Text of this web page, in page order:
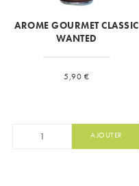
AROME GOURMET CLASSIC
WANTED
Prix
5,90 €
AJOUTER